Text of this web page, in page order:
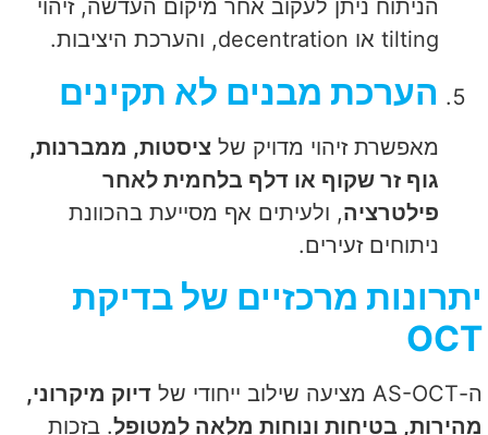
הניתוח ניתן לעקוב אחר מיקום העדשה, זיהוי
tilting או decentration, והערכת היציבות.
הערכת מבנים לא תקינים
מאפשרת זיהוי מדויק של ציסטות, ממברנות,
גוף זר שקוף או דלף בלחמית לאחר
פילטרציה, ולעיתים אף מסייעת בהכוונת
ניתוחים זעירים.
יתרונות מרכזיים של בדיקת
OCT
ה-AS-OCT מציעה שילוב ייחודי של
דיוק מיקרוני,
מהירות, בטיחות ונוחות מלאה למטופל. בזכות